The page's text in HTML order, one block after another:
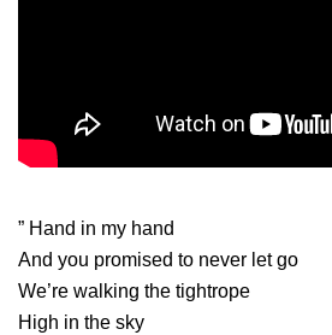
” Hand in my hand
And you promised to never let go
We’re walking the tightrope
High in the sky